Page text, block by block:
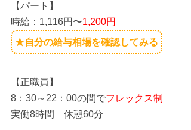
【パート】
時給：1,116円〜1,200円
★自分の給与相場を確認してみる
【正職員】
8：30～22：00の間でフレックス制
実働8時間 休憩60分